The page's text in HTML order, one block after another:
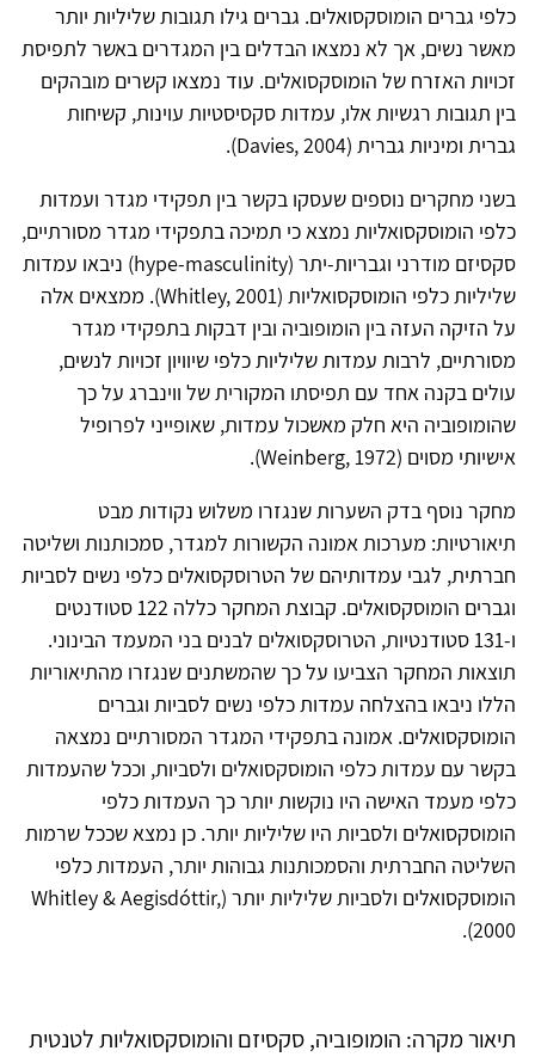
כלפי גברים הומוסקסואלים. גברים גילו תגובות שליליות יותר
מאשר נשים, אך לא נמצאו הבדלים בין המגדרים באשר לתפיסת
זכויות האזרח של הומוסקסואלים. עוד נמצאו קשרים מובהקים
בין תגובות רגשיות אלו, עמדות סקסיסטיות עוינות, קשיחות
גברית ומיניות גברית (Davies, 2004).
בשני מחקרים נוספים שעסקו בקשר בין תפקידי מגדר ועמדות
כלפי הומוסקסואליות נמצא כי תמיכה בתפקידי מגדר מסורתיים,
סקסיזם מודרני וגבריות-יתר (hype-masculinity) ניבאו עמדות
שליליות כלפי הומוסקסואליות (Whitley, 2001). ממצאים אלה
על הזיקה העזה בין הומופוביה ובין דבקות בתפקידי מגדר
מסורתיים, לרבות עמדות שליליות כלפי שיוויון זכויות לנשים,
עולים בקנה אחד עם תפיסתו המקורית של ווינברג על כך
שהומופוביה היא חלק מאשכול עמדות, שאופייני לפרופיל
אישיותי מסוים (Weinberg, 1972).
מחקר נוסף בדק השערות שנגזרו משלוש נקודות מבט
תיאורטיות: מערכות אמונה הקשורות למגדר, סמכותנות ושליטה
חברתית, לגבי עמדותיהם של הטרוסקסואלים כלפי נשים לסביות
וגברים הומוסקסואלים. קבוצת המחקר כללה 122 סטודנטים
ו-131 סטודנטיות, הטרוסקסואלים לבנים בני המעמד הבינוני.
תוצאות המחקר הצביעו על כך שהמשתנים שנגזרו מהתיאוריות
הללו ניבאו בהצלחה עמדות כלפי נשים לסביות וגברים
הומוסקסואלים. אמונה בתפקידי המגדר המסורתיים נמצאה
בקשר עם עמדות כלפי הומוסקסואלים ולסביות, וככל שהעמדות
כלפי מעמד האישה היו נוקשות יותר כך העמדות כלפי
הומוסקסואלים ולסביות היו שליליות יותר. כן נמצא שככל שרמות
השליטה החברתית והסמכותנות גבוהות יותר, העמדות כלפי
הומוסקסואלים ולסביות שליליות יותר (Whitley & Aegisdóttir,
2000).
תיאור מקרה: הומופוביה, סקסיזם והומוסקסואליות לטנטית